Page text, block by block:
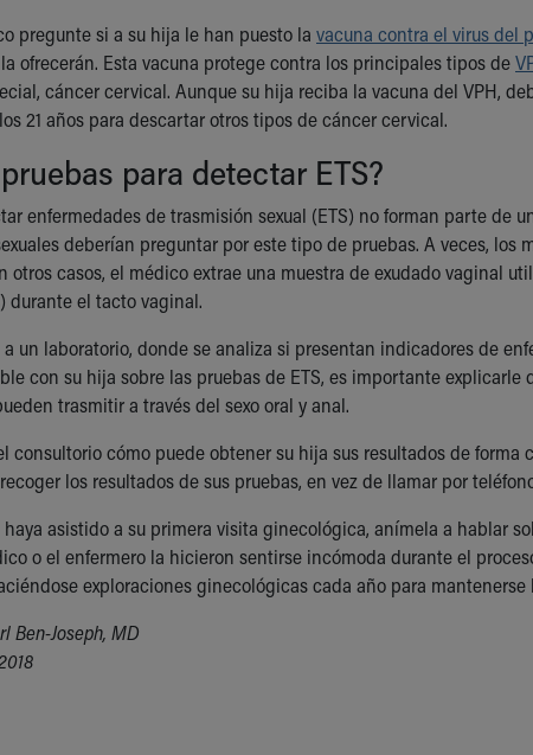
pregunte si a su hija le han puesto la vacuna contra el virus del
ofrecerán. Esta vacuna protege contra los principales tipos de
cáncer cervical. Aunque su hija reciba la vacuna del VPH,
21 años para descartar otros tipos de cáncer cervical.
para detectar ETS?
enfermedades de trasmisión sexual (ETS) no forman parte de
deberían preguntar por este tipo de pruebas. A veces,
otros casos, el médico extrae una muestra de exudado vaginal
durante el tacto vaginal.
un laboratorio, donde se analiza si presentan indicadores de
con su hija sobre las pruebas de ETS, es importante
trasmitir a través del sexo oral y anal.
consultorio cómo puede obtener su hija sus resultados de
los resultados de sus pruebas, en vez de llamar por
asistido a su primera visita ginecológica, anímela a hablar
o el enfermero la hicieron sentirse incómoda durante el
exploraciones ginecológicas cada año para mantenerse
Ben-Joseph, MD